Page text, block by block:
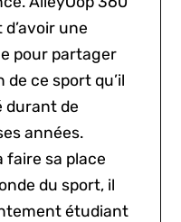
une
pour partager
de ce sport qu’il
durant de
années.
faire sa place
du sport, il
étudiant